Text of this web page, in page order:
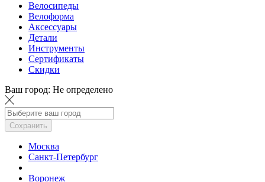
Велосипеды
Велоформа
Аксессуары
Детали
Инструменты
Сертификаты
Скидки
Ваш город: Не определено
Сохранить
Москва
Санкт-Петербург
Воронеж